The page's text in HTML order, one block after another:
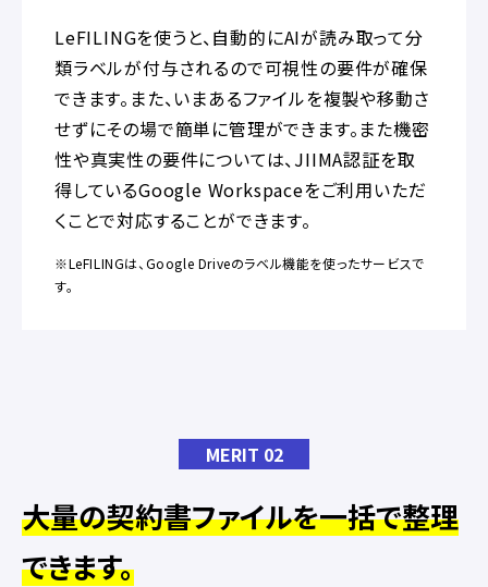
LeFILINGを使うと、自動的にAIが読み取って分
類ラベルが付与されるので可視性の要件が確保
できます。また、いまあるファイルを複製や移動さ
せずにその場で簡単に管理ができます。また機密
性や真実性の要件については、JIIMA認証を取
得しているGoogle Workspaceをご利用いただ
くことで対応することができます。
※LeFILINGは、Google Driveのラベル機能を使ったサービスで
す。
MERIT 02
大量の契約書ファイルを一括で整理
できます。